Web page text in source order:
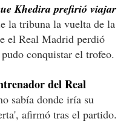
Khedira prefirió viajar
la tribuna la vuelta de la
el Real Madrid perdió
conquistar el trofeo.
del Real
sabía donde iría su
afirmó tras el partido.